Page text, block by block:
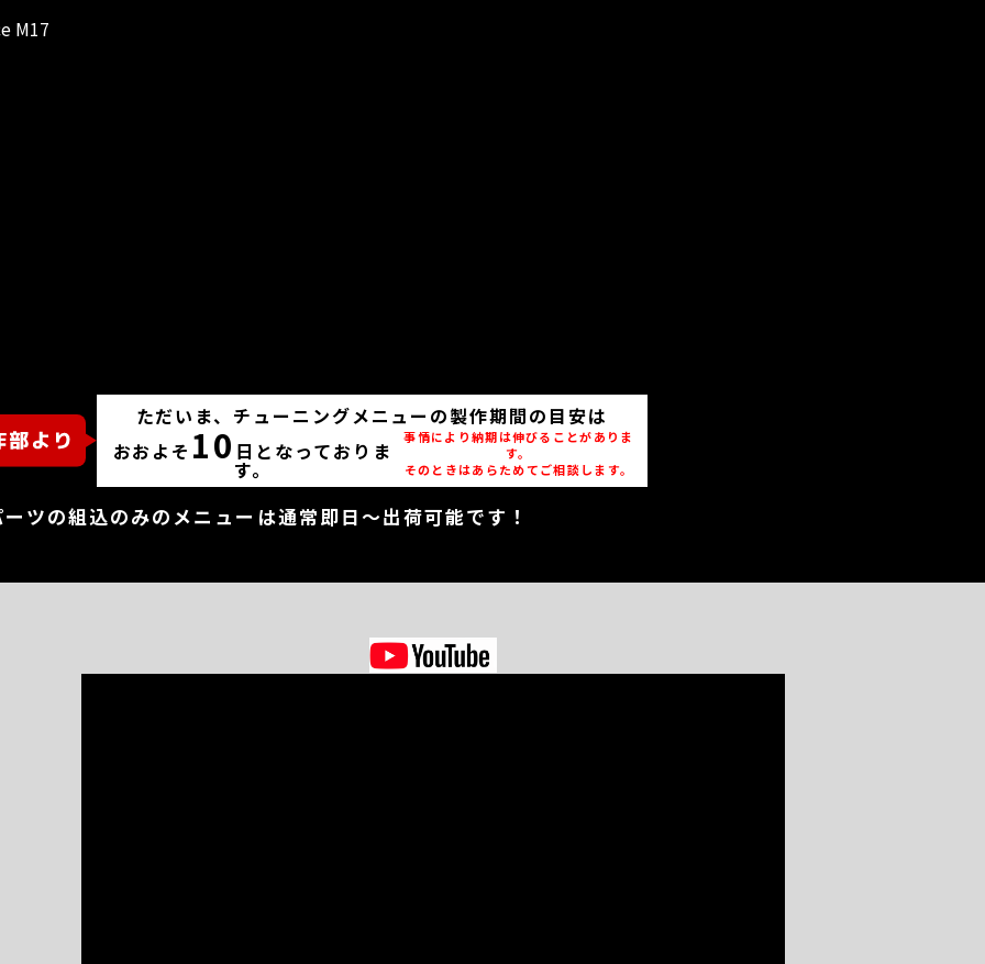
M17
ただいま、チューニングメニューの製作期間の目安は
おおよそ 10 日となっておりま
す。
事情により納期は伸びることがありま
す。
そのときはあらためてご相談します。
ツの組込のみのメニューは通常即日～出荷可能です！